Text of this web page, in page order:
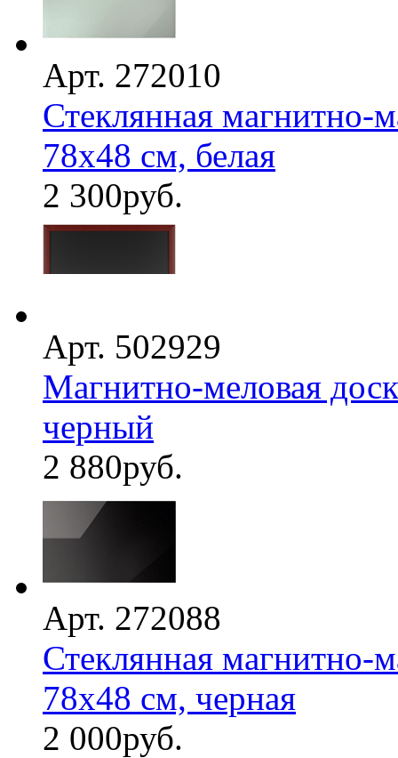
Арт. 272010
Стеклянная магнитно-
78х48 см, белая
2 300руб.
Арт. 502929
Магнитно-меловая
черный
2 880руб.
Арт. 272088
Стеклянная магнитно-
78х48 см, черная
2 000руб.